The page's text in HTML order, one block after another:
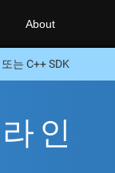
About
는 C++ SDK
인